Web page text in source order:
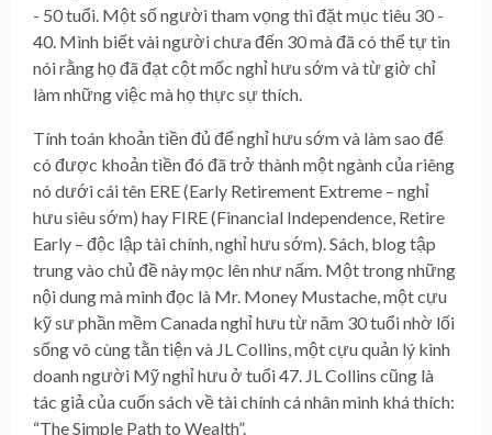
- 50 tuổi. Một số người tham vọng thì đặt mục tiêu 30 -
40. Mình biết vài người chưa đến 30 mà đã có thể tự tin
nói rằng họ đã đạt cột mốc nghỉ hưu sớm và từ giờ chỉ
làm những việc mà họ thực sự thích.
Tính toán khoản tiền đủ để nghỉ hưu sớm và làm sao để
có được khoản tiền đó đã trở thành một ngành của riêng
nó dưới cái tên ERE (Early Retirement Extreme – nghỉ
hưu siêu sớm) hay FIRE (Financial Independence, Retire
Early – độc lập tài chính, nghỉ hưu sớm). Sách, blog tập
trung vào chủ đề này mọc lên như nấm. Một trong những
nội dung mà mình đọc là Mr. Money Mustache, một cựu
kỹ sư phần mềm Canada nghỉ hưu từ năm 30 tuổi nhờ lối
sống vô cùng tằn tiện và JL Collins, một cựu quản lý kinh
doanh người Mỹ nghỉ hưu ở tuổi 47. JL Collins cũng là
tác giả của cuốn sách về tài chính cá nhân mình khá thích:
“The Simple Path to Wealth”.